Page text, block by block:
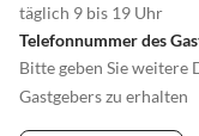
täglich 9 bis 19 Uhr
Telefonnummer des
Bitte geben Sie weitere
Gastgebers zu erhalten